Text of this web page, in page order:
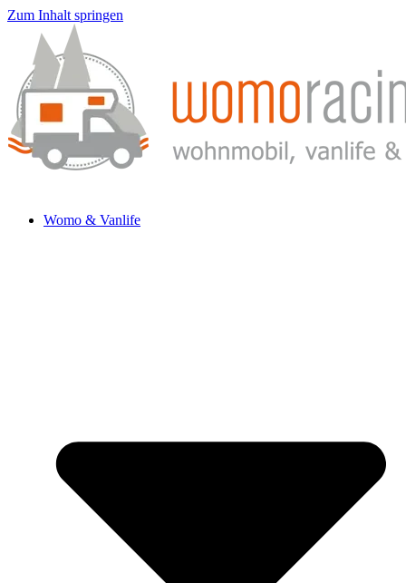
Zum Inhalt springen
Womo & Vanlife